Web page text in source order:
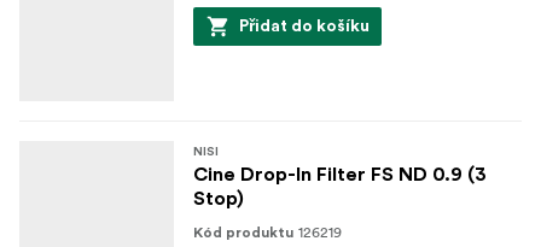
Přidat do košíku
NISI
Cine Drop-In Filter FS ND 0.9 (3
Stop)
Kód produktu 126219